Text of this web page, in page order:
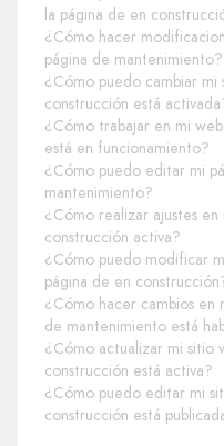
la página de en
¿Cómo hacer
página de mantenimiento?
¿Cómo puedo cambiar mi
construcción está
¿Cómo trabajar en mi
está en funcionamiento?
¿Cómo puedo editar mi
mantenimiento?
¿Cómo realizar ajustes
construcción activa?
¿Cómo puedo modificar
página de en
¿Cómo hacer cambios en
de mantenimiento está
¿Cómo actualizar mi sitio
construcción está activa?
¿Cómo puedo editar mi
construcción está